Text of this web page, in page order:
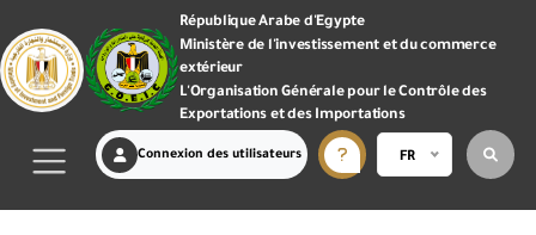
République Arabe d'Egypte
Ministère de l'investissement et du commerce
extérieur
L'Organisation Générale pour le Contrôle des
Exportations et des Importations
Connexion des utilisateurs FR